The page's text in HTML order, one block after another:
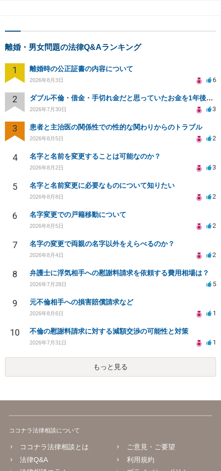
離婚・男女問題の法律Q&Aランキング
1 離婚時の公正証書の内容について
2026年8月3日 6
2 ダブル不倫・借金・手切れ金だと思っていたお金を1年後いまさら脅迫罪として通知書が来てまとめて請求
2026年7月30日 3
3 患者と主治医の関係性での性的な関わりからのトラブル
2026年8月5日 2
4 名字と名前を変更することは可能なのか？
2026年8月2日 3
5 名字と名前変更に必要なものについて知りたい
2026年8月8日 2
6 名字変更での戸籍移動について
2026年8月5日 2
7 名字の変更で両親の名字以外をえらべるのか？
2026年8月4日 2
8 弁護士に浮気相手への慰謝料請求を依頼する費用相場は？
2026年7月28日 5
9 元不倫相手への損害賠償請求など
2026年8月6日 1
10 不倫の慰謝料請求に対する減額交渉の可能性と対策
2026年7月31日 1
もっと見る
ココナラ法律相談について
ココナラ法律相談とは
法律Q&A
ご意見・ご要望
利用規約